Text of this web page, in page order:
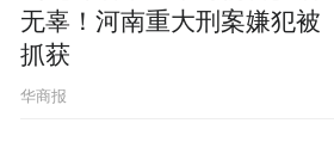
无辜！河南重大刑案嫌犯被
抓获
华商报